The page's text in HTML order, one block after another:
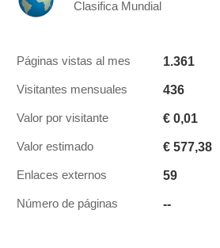
Clasifica Mundial
Páginas vistas al mes 1.361
Visitantes mensuales 436
Valor por visitante € 0,01
Valor estimado € 577,38
Enlaces externos 59
Número de páginas --